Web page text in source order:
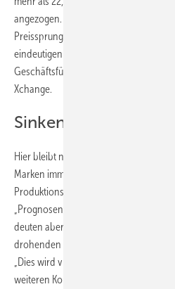
angezogen. Von 13,5 auf 14 Cent pro
Preissprung aber nur marginal und
eindeutigen Preistrend abzusehen, wie
Geschäftsführer des Onlinehändlers
Xchange.
Sinken die Preise
Hier bleibt nur ein Blick auf den
Marken immer noch knapp unter oder
Produktionskostenniveau gehandelt“,
„Prognosen auf Basis der erwarteten
deuten aber schon wieder auf ein
drohenden Überproduktion in der
„Dies wird viele Hersteller unter Druck
weiteren Konsolidierungswelle in der